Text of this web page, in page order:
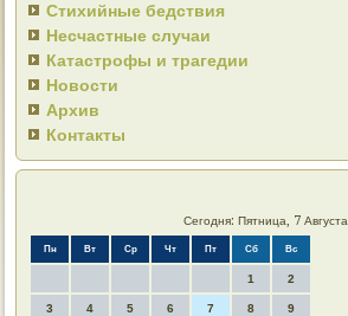
Стихийные бедствия
Несчастные случаи
Катастрофы и трагедии
Новости
Архив
Контакты
Сегодня: Пятница, 7 Августа
Пн Вт Ср Чт Пт Сб Вс
1 2
3 4 5 6 7 8 9